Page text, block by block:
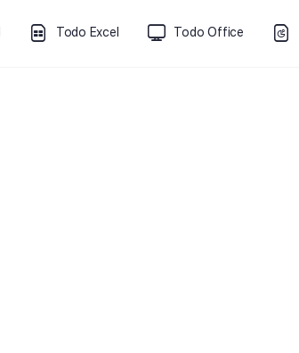
Todo Excel Todo Office